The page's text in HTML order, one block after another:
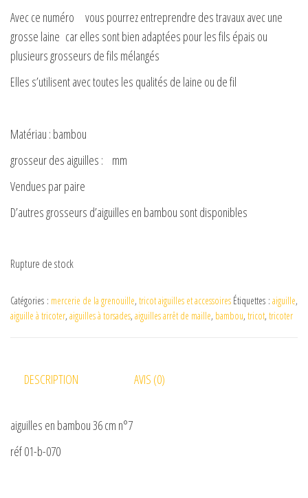
Avec ce numéro vous pourrez entreprendre des travaux avec une
grosse laine car elles sont bien adaptées pour les fils épais ou
plusieurs grosseurs de fils mélangés
Elles s’utilisent avec toutes les qualités de laine ou de fil
Matériau : bambou
grosseur des aiguilles : mm
Vendues par paire
D’autres grosseurs d’aiguilles en bambou sont disponibles
Rupture de stock
Catégories : mercerie de la grenouille, tricot aiguilles et accessoires Étiquettes : aiguille,
aiguille à tricoter, aiguilles à torsades, aiguilles arrêt de maille, bambou, tricot, tricoter
DESCRIPTION AVIS (0)
aiguilles en bambou 36 cm n°7
réf 01-b-070